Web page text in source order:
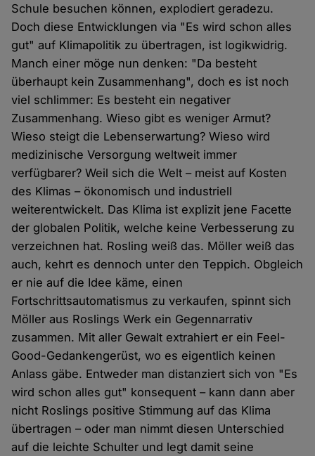
Schule besuchen können, explodiert geradezu.
Doch diese Entwicklungen via "Es wird schon alles
gut" auf Klimapolitik zu übertragen, ist logikwidrig.
Manch einer möge nun denken: "Da besteht
überhaupt kein Zusammenhang", doch es ist noch
viel schlimmer: Es besteht ein negativer
Zusammenhang. Wieso gibt es weniger Armut?
Wieso steigt die Lebenserwartung? Wieso wird
medizinische Versorgung weltweit immer
verfügbarer? Weil sich die Welt – meist auf Kosten
des Klimas – ökonomisch und industriell
weiterentwickelt. Das Klima ist explizit jene Facette
der globalen Politik, welche keine Verbesserung zu
verzeichnen hat. Rosling weiß das. Möller weiß das
auch, kehrt es dennoch unter den Teppich. Obgleich
er nie auf die Idee käme, einen
Fortschrittsautomatismus zu verkaufen, spinnt sich
Möller aus Roslings Werk ein Gegennarrativ
zusammen. Mit aller Gewalt extrahiert er ein Feel-
Good-Gedankengerüst, wo es eigentlich keinen
Anlass gäbe. Entweder man distanziert sich von "Es
wird schon alles gut" konsequent – kann dann aber
nicht Roslings positive Stimmung auf das Klima
übertragen – oder man nimmt diesen Unterschied
auf die leichte Schulter und legt damit seine